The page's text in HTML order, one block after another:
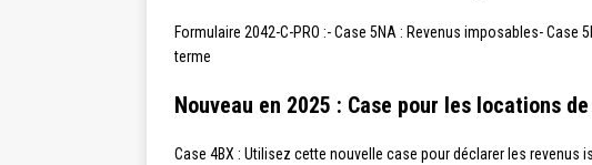
Formulaire 2042-C-PRO :- Case 5NA : Revenus imposables- Case
terme
Nouveau en 2025 : Case pour les locations
Case 4BX : Utilisez cette nouvelle case pour déclarer les